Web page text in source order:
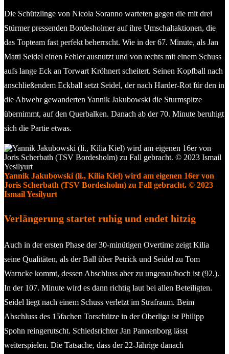
Die Schützlinge von Nicola Soranno warteten gegen die mit drei
Stürmer pressenden Bordesholmer auf ihre Umschaltaktionen, die
das Topteam fast perfekt beherrscht. Wie in der 67. Minute, als Jan
Matti Seidel einen Fehler ausnutzt und von rechts mit einem Schuss
aufs lange Eck an Torwart Kröhnert scheitert. Seinen Kopfball nach
anschließendem Eckball setzt Seidel, der nach Harder-Rot für den in
die Abwehr gewanderten Yannik Jakubowski die Sturmspitze
übernimmt, auf den Querbalken. Danach ab der 70. Minute beruhigt
sich die Partie etwas.
Yannik Jakubowski (li., Kilia Kiel) wird am eigenen 16er von
Joris Scherbath (TSV Bordesholm) zu Fall gebracht. © 2023
Ismail Yesilyurt
Verlängerung startet ruhig und endet hitzig
Auch in der ersten Phase der 30-minütigen Overtime zeigt Kilia
seine Qualitäten, als der Ball über Petrick und Seidel zu Tom
Warncke kommt, dessen Abschluss aber zu ungenau/hoch ist (92.).
In der 107. Minute wird es dann richtig laut bei allen Beteiligten.
Seidel liegt nach einem Schuss verletzt im Strafraum. Beim
Abschluss des 15fachen Torschütze in der Oberliga ist Philipp
Spohn reingerutscht. Schiedsrichter Jan Pannenborg lässt
weiterspielen. Die Tatsache, dass der 22-Jährige danach